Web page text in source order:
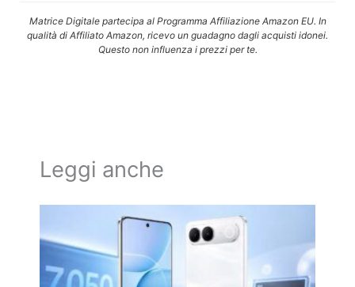
Matrice Digitale partecipa al Programma Affiliazione Amazon EU. In
qualità di Affiliato Amazon, ricevo un guadagno dagli acquisti idonei.
Questo non influenza i prezzi per te.
Leggi anche